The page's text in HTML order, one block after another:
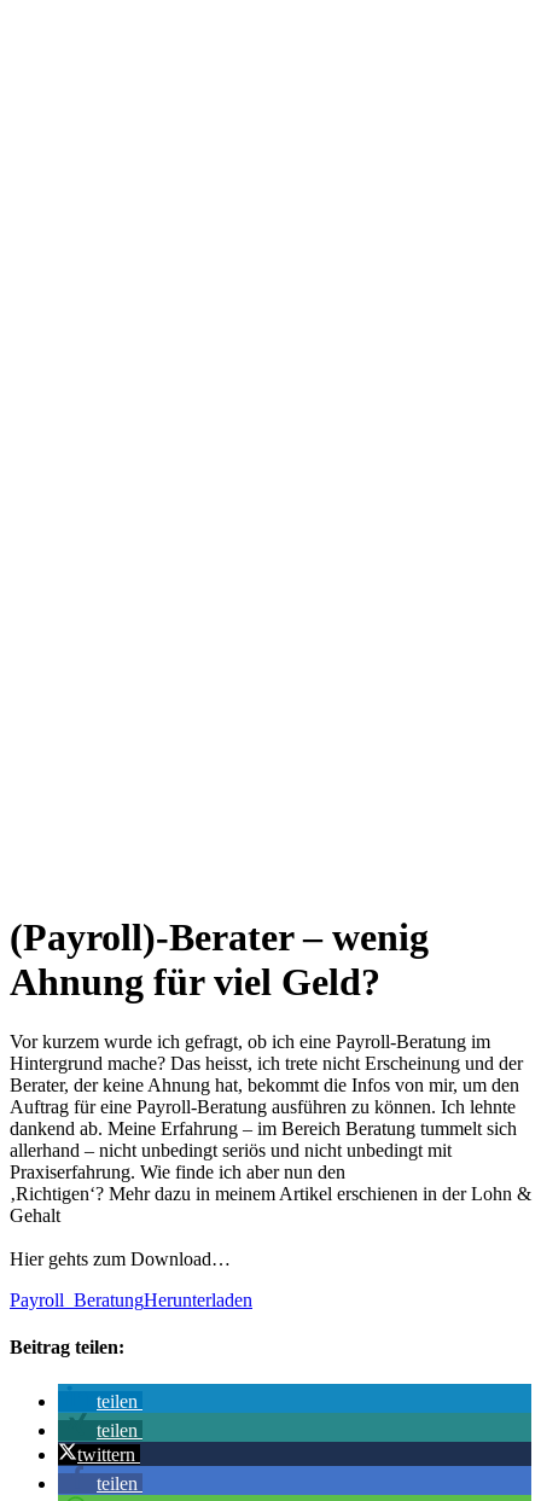
(Payroll)-Berater– wenig
Ahnung für viel Geld?
Vor kurzem wurde ich gefragt, ob ich eine Payroll-Beratung im
Hintergrund mache? Das heisst, ich trete nicht Erscheinung und der
Berater, der keine Ahnung hat, bekommt die Infos von mir, um den
Auftrag für eine Payroll-Beratung ausführen zu können. Ich lehnte
dankend ab. Meine Erfahrung – im Bereich Beratung tummelt sich
allerhand – nicht unbedingt seriös und nicht unbedingt mit
Praxiserfahrung. Wie finde ich aber nun den
‚Richtigen‘? Mehr dazu in meinem Artikel erschienen in der Lohn &
Gehalt
Hier gehts zum Download…
Payroll_BeratungHerunterladen
Beitrag teilen:
teilen
teilen
twittern
teilen